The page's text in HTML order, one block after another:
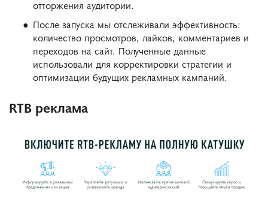
отторжения аудитории.
После запуска мы отслеживали эффективность:
количество просмотров, лайков, комментариев и
переходов на сайт. Полученные данные
использовали для корректировки стратегии и
оптимизации будущих рекламных кампаний.
RTB реклама